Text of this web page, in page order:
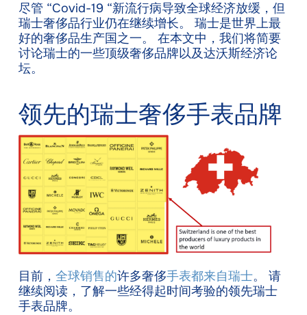
尽管 “Covid-19 “新流行病导致全球经济放缓，但
瑞士奢侈品行业仍在继续增长。 瑞士是世界上最
好的奢侈品生产国之一。 在本文中，我们将简要
讨论瑞士的一些顶级奢侈品牌以及达沃斯经济论
坛。
领先的瑞士奢侈手表品牌
目前， 全球销售的许多奢侈手表都来自瑞士。 请
继续阅读，了解一些经得起时间考验的领先瑞士
手表品牌。